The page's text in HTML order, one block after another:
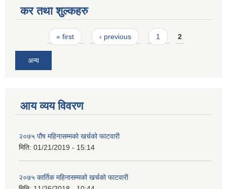
कर तथा शुल्कहरु
Pages« first ‹ previous 1 2
अन्य
आय व्यय विवरण
२०७५ पौष महिनासम्मको खर्चको फाटवारी
मिति: 01/21/2019 - 15:14
२०७५ कार्तिक महिनासम्मको खर्चको फाटवारी